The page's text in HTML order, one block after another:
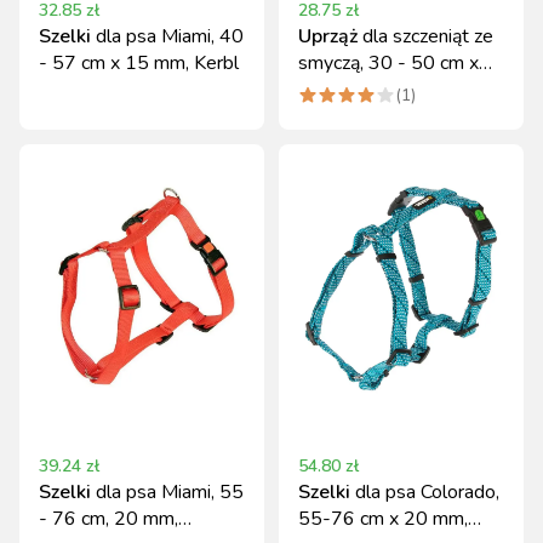
32.85 zł
Szelki dla psa Miami, 40
- 57 cm x 15 mm, Kerbl
28.75 zł
Uprzążdla szczeniąt ze
smyczą, 30 - 50 cm x
10 mm, Kerbl
(1)
39.24 zł
Szelki dla psa Miami, 55
- 76 cm, 20 mm,
54.80 zł
Szelki dla psa Colorado,
55-76 cm x 20 mm,